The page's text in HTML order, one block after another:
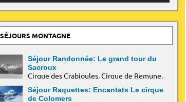
SÉJOURS MONTAGNE
Séjour Randonnée: Le grand tour du
Sacroux
Cirque des Crabioules, Cirque de Remune,
itinérance.Séjour Raquettes: Encantats Le cirque
de Colomers